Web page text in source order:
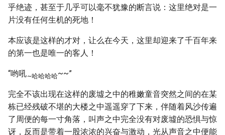
乎绝迹，甚至于几乎可以毫不犹豫的断言说：这里绝对是一
片没有任何生机的死地！
本应该是这样的才对，让么在今天，这里却迎来了千百年来
的第一也是唯一的客人！
“哟吼~哈哈哈哈~~”
完全不该出现在这样的废墟之中的稚嫩童音突然之间的在某
栋已经残破不堪的大楼之中遥遥穿了下来，伴随着风沙传遍
了周便的每一寸角落，叫声之中完全没有对废墟的恐惧与惊
讶，反而是带着一股浓浓的兴奋与激动，光从声音之中便能